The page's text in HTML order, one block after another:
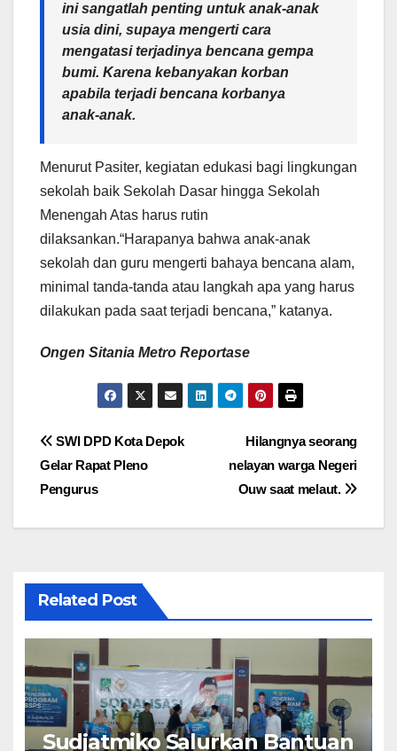
ini sangatlah penting untuk anak-anak
usia dini, supaya mengerti cara
mengatasi terjadinya bencana gempa
bumi. Karena kebanyakan korban
apabila terjadi bencana korbanya
anak-anak.
Menurut Pasiter, kegiatan edukasi bagi lingkungan
sekolah baik Sekolah Dasar hingga Sekolah
Menengah Atas harus rutin
dilaksankan.“Harapanya bahwa anak-anak
sekolah dan guru mengerti bahaya bencana alam,
minimal tanda-tanda atau langkah apa yang harus
dilakukan pada saat terjadi bencana,” katanya.
Ongen Sitania Metro Reportase
Navigasi
pos
Hilangnya seorang
nelayan warga Negeri
Ouw saat melaut.
SWI DPD Kota Depok
Gelar Rapat Pleno
Pengurus
Related Post
Sudjatmiko Salurkan Bantuan